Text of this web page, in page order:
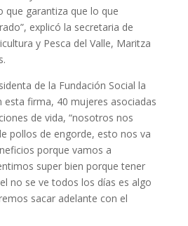
que garantiza que lo que
explicó la secretaria de
y Pesca del Valle, Maritza
de la Fundación Social la
esta firma, 40 mujeres asociadas
de vida, “nosotros nos
pollos de engorde, esto nos va
porque vamos a
super bien porque tener
no se ve todos los días es algo
sacar adelante con el